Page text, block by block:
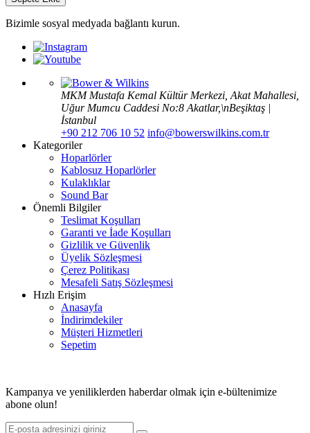
Bizimle sosyal medyada bağlantı kurun.
MKM Mustafa Kemal Kültür Merkezi, Akat Mahallesi,
Uğur Mumcu Caddesi No:8 Akatlar,\nBeşiktaş |
İstanbul
+90 212 706 10 52 info@bowerswilkins.com.tr
Kategoriler
Hoparlörler
Kablosuz Hoparlörler
Kulaklıklar
Sound Bar
Önemli Bilgiler
Teslimat Koşulları
Garanti ve İade Koşulları
Gizlilik ve Güvenlik
Üyelik Sözleşmesi
Çerez Politikası
Mesafeli Satış Sözleşmesi
Hızlı Erişim
Anasayfa
İndirimdekiler
Müşteri Hizmetleri
Sepetim
Kampanya ve yeniliklerden haberdar olmak için e-bültenimize
abone olun!